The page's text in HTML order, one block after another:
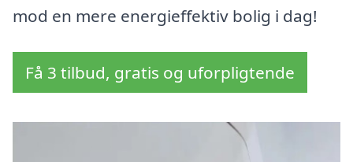
mod en mere energieffektiv bolig i dag!
Få 3 tilbud, gratis og uforpligtende